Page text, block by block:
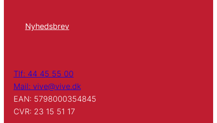
Nyhedsbrev
Tlf: 44 45 55 00
Mail: vive@vive.dk
EAN: 5798000354845
CVR: 23 15 51 17